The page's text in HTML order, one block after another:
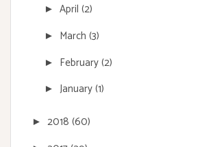
► April (2)
► March (3)
► February(2)
► January(1)
► 2018 (60)